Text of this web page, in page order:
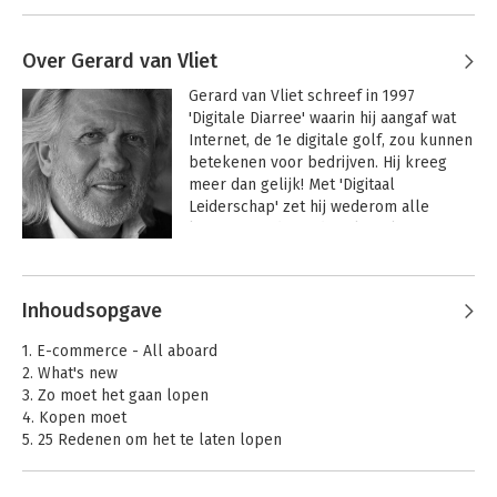
Over Gerard van Vliet
Gerard van Vliet schreef in 1997
'Digitale Diarree' waarin hij aangaf wat
Internet, de 1e digitale golf, zou kunnen
betekenen voor bedrijven. Hij kreeg
meer dan gelijk! Met 'Digitaal
Leiderschap' zet hij wederom alle
niet voor niks de trekker van de
Nederlandse vereniging van
Hij laat als geen ander de digitale lijnen
kruisen met die van geld, marketing en
HR. Waarbij visie en executie schijnbaar
moeiteloos in elkaar overvloeien. Zijn
Andere boeken door Gerard van
Vliet
Inhoudsopgave
1. E-commerce - All aboard
2. What's new
3. Zo moet het gaan lopen
4. Kopen moet
5. 25 Redenen om het te laten lopen